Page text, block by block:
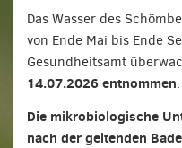
Das Wasser des
von Ende Mai bis Ende
Gesundheitsamt
14.07.2026 entnommen.
Die mikrobiologische
nach der geltenden